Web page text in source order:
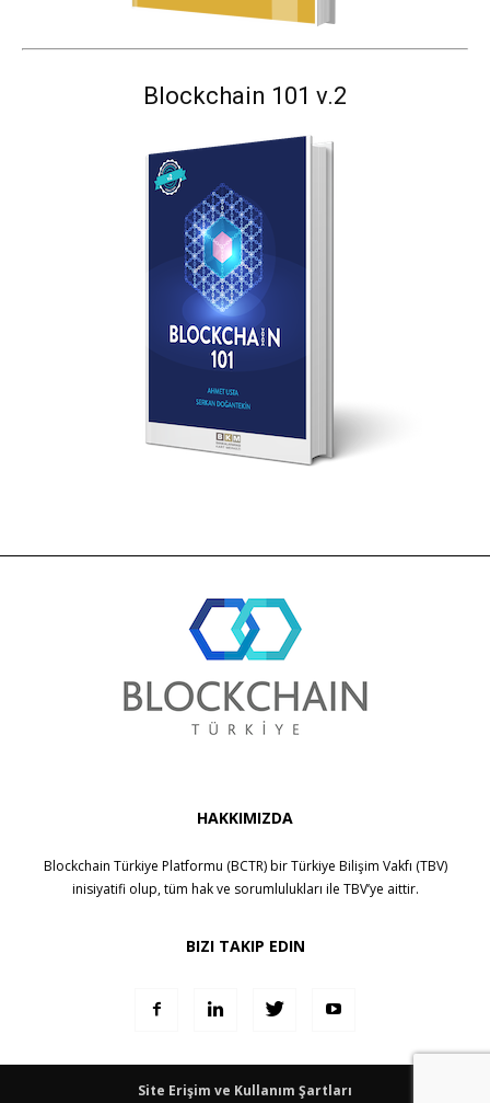
Blockchain 101 v.2
HAKKIMIZDA
Blockchain Türkiye Platformu (BCTR) birTürkiye Bilişim Vakfı (TBV)
inisiyatifi olup, tüm hak ve sorumlulukları ile TBV’ye aittir.
BIZI TAKIP EDIN
Site Erişim ve Kullanım Şartları